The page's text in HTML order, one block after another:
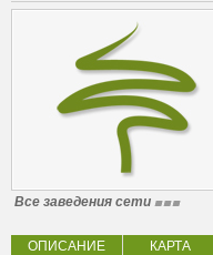
Все заведения сети
ОПИСАНИЕ КАРТА